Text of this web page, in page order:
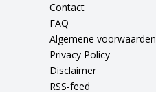
Contact
FAQ
Algemene voorwaarden
Privacy Policy
Disclaimer
RSS-feed